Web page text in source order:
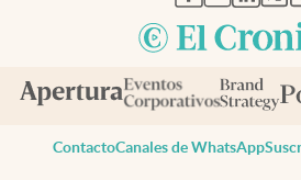
ContactoCanales de WhatsApp